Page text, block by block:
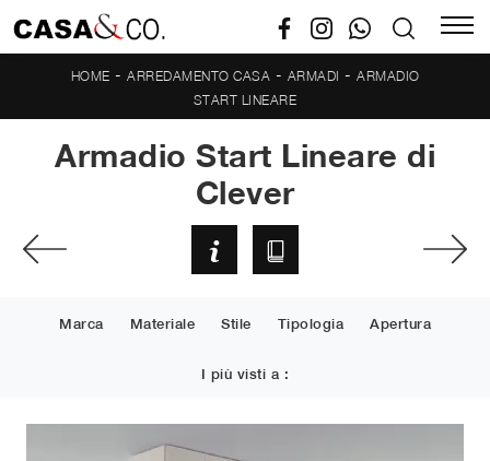
HOME - ARREDAMENTO CASA - ARMADI - ARMADIO
START LINEARE
Armadio Start Lineare di
Clever
Marca Materiale Stile Tipologia Apertura
I più visti a :